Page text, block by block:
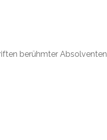
berühmter Absolventen